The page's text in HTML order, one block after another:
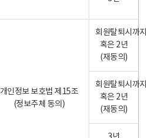
개인정보 보호법 제15조
(정보주체 동의)
회원탈퇴시까
혹은 2년
(재동의)
회원탈퇴시까
혹은 2년
(재동의)